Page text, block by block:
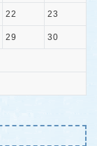
22 23
29 30